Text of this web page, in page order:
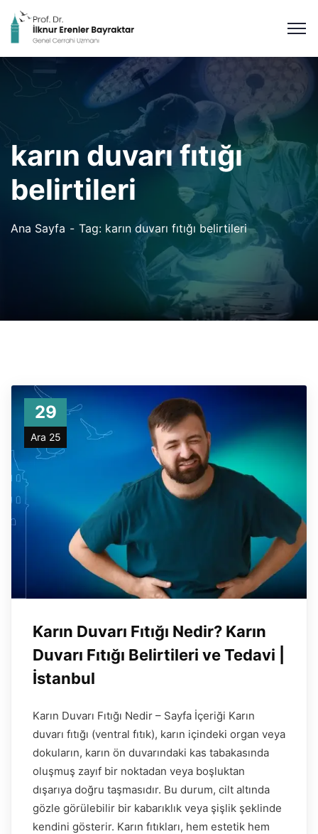
karın duvarı fıtığı
belirtileri
Ana Sayfa Tag: karın duvarı fıtığı belirtileri
29
Ara 25
Karın Duvarı Fıtığı Nedir? Karın
Duvarı Fıtığı Belirtileri ve Tedavi |
İstanbul
Karın Duvarı Fıtığı Nedir – Sayfa İçeriği Karın
duvarı fıtığı (ventral fıtık), karın içindeki organ veya
dokuların, karın ön duvarındaki kas tabakasında
oluşmuş zayıf bir noktadan veya boşluktan
dışarıya doğru taşmasıdır. Bu durum, cilt altında
gözle görülebilir bir kabarıklık veya şişlik şeklinde
kendini gösterir. Karın fıtıkları, hem estetik hem